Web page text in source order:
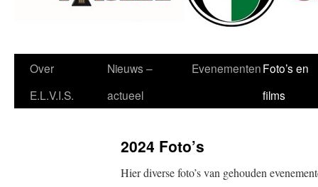
Over
E.L.V.I.S.
Nieuws –
actueel
EvenementenFoto’s en
films
2024 Foto’s
Hier diverse foto’s van gehouden